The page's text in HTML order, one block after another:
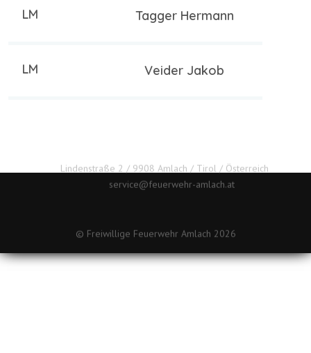
LM Tagger Hermann
LM Veider Jakob
Lindenstraße 2 / 9908 Amlach / Tirol / Österreich
© Freiwillige Feuerwehr Amlach 2026